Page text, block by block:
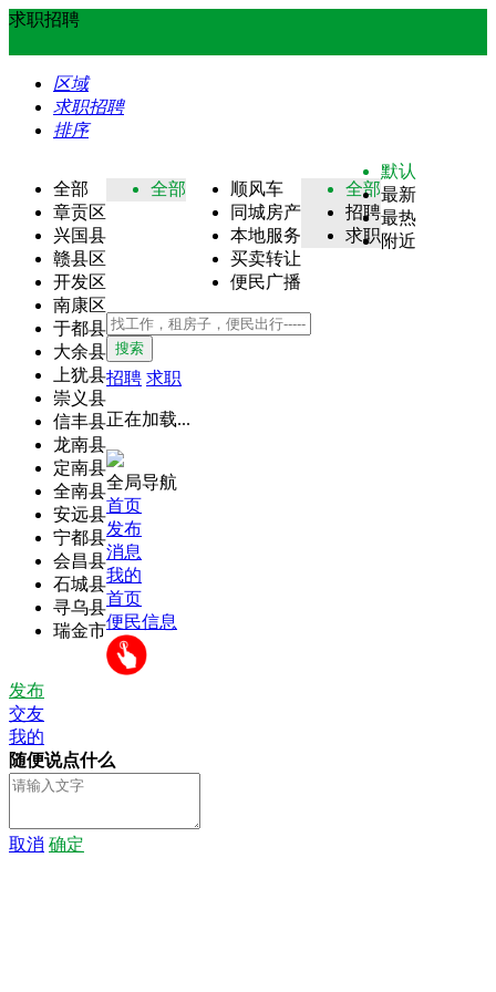
求职招聘
区域
求职招聘
排序
全部
章贡区
兴国县
赣县区
开发区
南康区
于都县
大余县
上犹县
崇义县
信丰县
龙南县
定南县
全南县
安远县
宁都县
会昌县
石城县
寻乌县
瑞金市
全部
顺风车
同城房产
本地服务
买卖转让
便民广播
全部
招聘
求职
默认
最新
最热
附近
搜索
招聘 求职
正在加载...
全局导航
首页
发布
消息
我的
首页
便民信息
发布
交友
我的
随便说点什么
取消 确定